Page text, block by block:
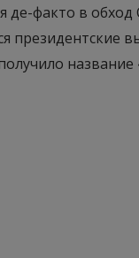
де-факто в
президентские